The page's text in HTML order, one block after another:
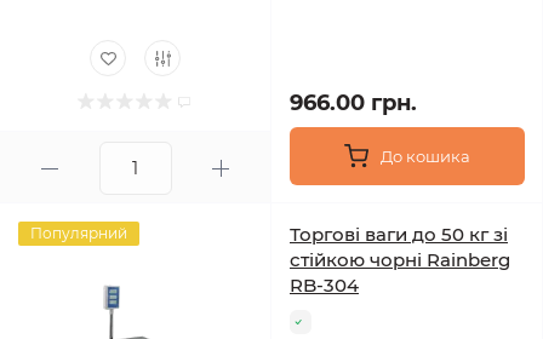
966.00 грн.
До кошика
Популярний
Торгові ваги до 50 кг зі
стійкою чорні Rainberg
RB-304